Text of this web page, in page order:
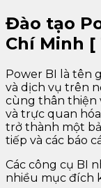
Đào tạo
Chí Minh [
Power BI là tên
và dịch vụ trên
cùng thân thiện
và trực quan
trở thành một
tiếp và các báo
Các công cụ BI
nhiều mục đích